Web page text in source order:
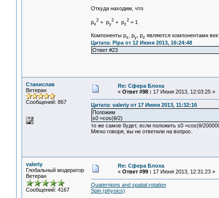
Откуда находим, что
px
2+ py
2+ pz
2= 1
Компоненты px , py, pz являются компонентами
Цитата: Pipa от 12 Июня 2013, 16:24:48
Ответ #23
Станислав
Ветеран
Сообщений: 867
Re: Сфера Блоха
« Ответ #98 : 17 Июня 2013, 12:03:25 »
Цитата: valeriy от 17 Июня 2013, 11:32:16
Положим
s0 =cos(θ/2)
то же самое будет, если положить s0 =cos(θ/
Мягко говоря, вы не ответили на вопрос.
valeriy
Глобальный модератор
Ветеран
Сообщений: 4167
Re: Сфера Блоха
« Ответ #99 : 17 Июня 2013, 12:31:23 »
Quaternions and spatial rotation
Spin (physics)